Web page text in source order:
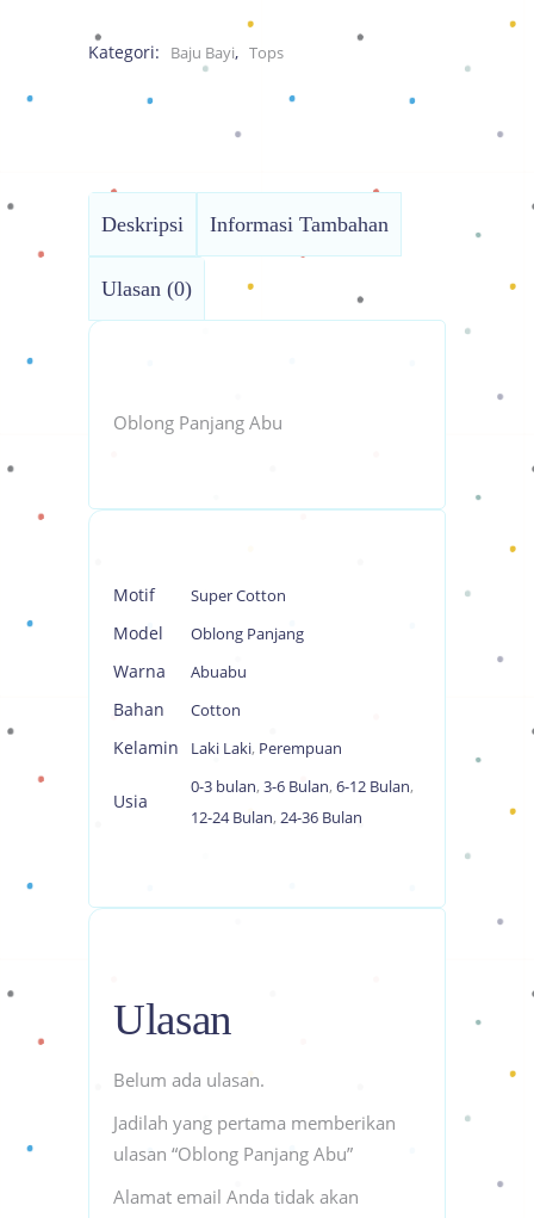
Kategori: Baju Bayi, Tops
Deskripsi Informasi Tambahan
Ulasan (0)
Oblong Panjang Abu
Motif Super Cotton
Model Oblong Panjang
Warna Abuabu
Bahan Cotton
Kelamin Laki Laki, Perempuan
Usia
0-3 bulan, 3-6 Bulan, 6-12 Bulan,
12-24 Bulan, 24-36 Bulan
Ulasan
Belum ada ulasan.
Jadilah yang pertama memberikan
ulasan “Oblong Panjang Abu”
Alamat email Anda tidak akan